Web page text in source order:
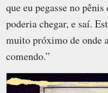
que eu pegasse no
poderia chegar, e saí.
muito próximo de onde
comendo.”